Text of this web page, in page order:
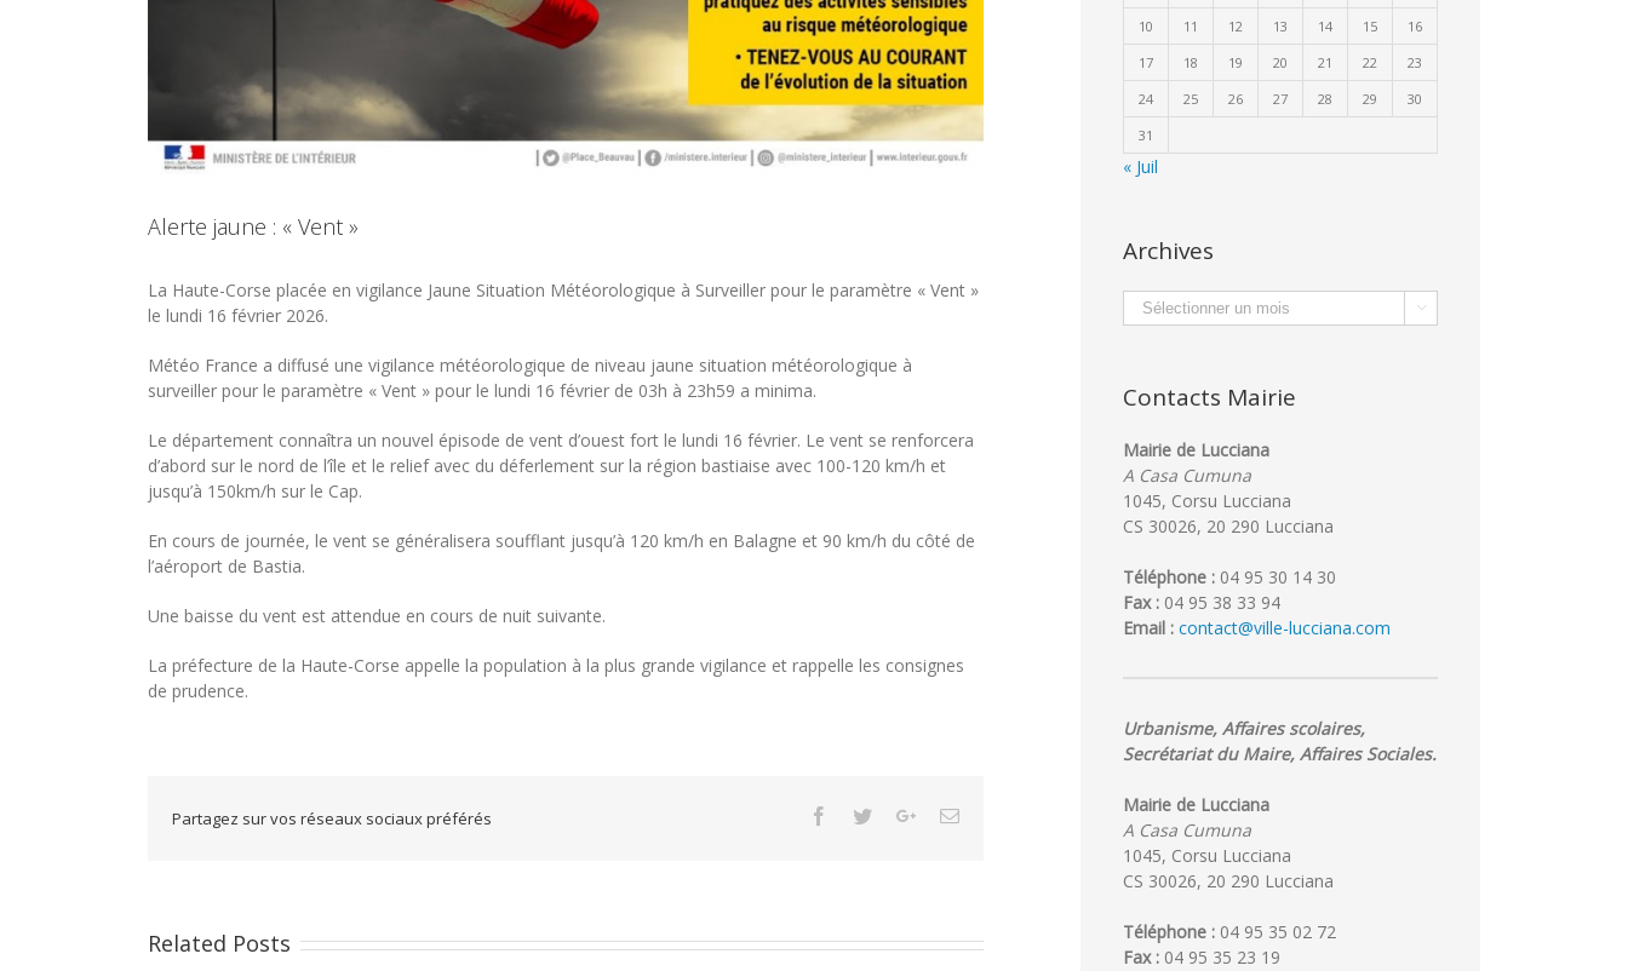
Alerte jaune : « Vent »
La Haute-Corse placée en vigilance Jaune Situation Météorologique à Surveiller pour le paramètre « Vent »
le lundi 16 février 2026.
Météo France a diffusé une vigilance météorologique de niveau jaune situation météorologique à
surveiller pour le paramètre « Vent » pour le lundi 16 février de 03h à 23h59 a minima.
Le département connaîtra un nouvel épisode de vent d’ouest fort le lundi 16 février. Le vent se renforcera
d’abord sur le nord de l’île et le relief avec du déferlement sur la région bastiaise avec 100-120 km/h et
jusqu’à 150km/h sur le Cap.
En cours de journée, le vent se généralisera soufflant jusqu’à 120 km/h en Balagne et 90 km/h du côté de
l’aéroport de Bastia.
Une baisse du vent est attendue en cours de nuit suivante.
La préfecture de la Haute-Corse appelle la population à la plus grande vigilance et rappelle les consignes
de prudence.
Partagez sur vos réseaux sociaux préférés Facebook
TwitterGoogle+Email
Related Posts
10
11 12 13 14 15
16
17
18 19 20 21 22
23
24
25 26 27 28 29
30
31
« Juil
Archives
Archives 
Contacts Mairie
Mairie de Lucciana
A Casa Cumuna
1045, Corsu Lucciana
CS 30026, 20 290 Lucciana
Téléphone : 04 95 30 14 30
Fax : 04 95 38 33 94
Email : contact@ville-lucciana.com
Urbanisme, Affaires scolaires,
Secrétariat du Maire, Affaires Sociales.
Mairie de Lucciana
A Casa Cumuna
1045, Corsu Lucciana
CS 30026, 20 290 Lucciana
Téléphone : 04 95 35 02 72
Fax : 04 95 35 23 19